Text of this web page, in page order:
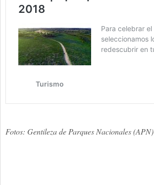
Fotos: Gentileza de Parques Nacionales (APN)